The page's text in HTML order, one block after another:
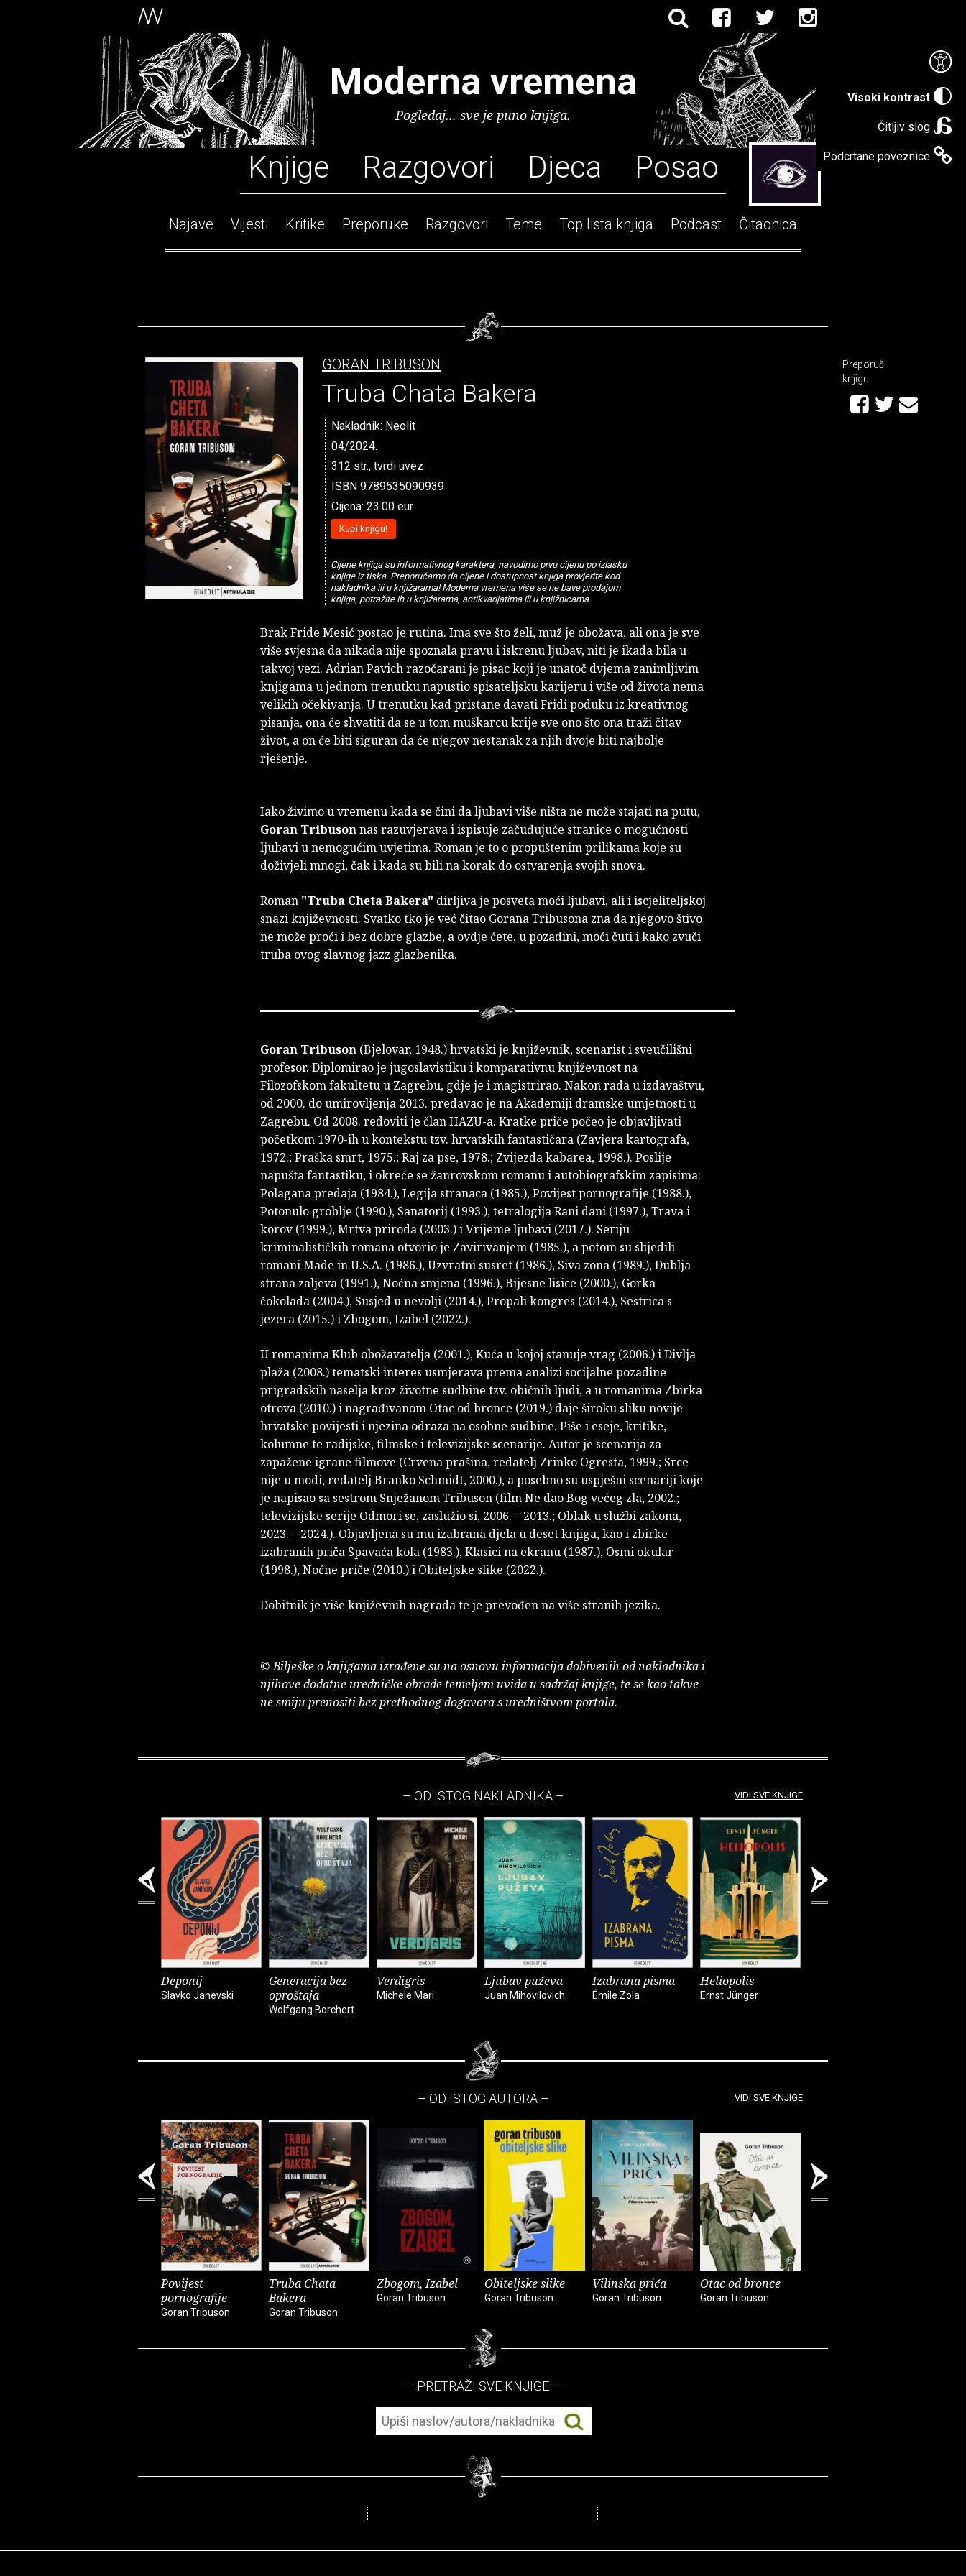
Visoki kontrast
Čitljiv slog
Podcrtane poveznice
Moderna vremena
Pogledaj... sve je puno knjiga.
Knjige Razgovori Djeca Posao
Najave Vijesti Kritike Preporuke Razgovori Teme Top lista knjiga Podcast Čitaonica
GORAN TRIBUSON
Truba Chata Bakera
Nakladnik: Neolit
04/2024.
312 str., tvrdi uvez
ISBN 9789535090939
Cijena: 23.00 eur
Kupi knjigu!
Cijene knjiga su informativnog karaktera, navodimo prvu cijenu po izlasku
knjige iz tiska. Preporučamo da cijene i dostupnost knjiga provjerite kod
nakladnika ili u knjižarama! Moderna vremena više se ne bave prodajom
knjiga, potražite ih u knjižarama, antikvarijatima ili u knjižnicama.
Brak Fride Mesić postao je rutina. Ima sve što želi, muž je obožava, ali ona je sve
više svjesna da nikada nije spoznala pravu i iskrenu ljubav, niti je ikada bila u
takvoj vezi. Adrian Pavich razočarani je pisac koji je unatoč dvjema zanimljivim
knjigama u jednom trenutku napustio spisateljsku karijeru i više od života nema
velikih očekivanja. U trenutku kad pristane davati Fridi poduku iz kreativnog
pisanja, ona će shvatiti da se u tom muškarcu krije sve ono što ona traži čitav
život, a on će biti siguran da će njegov nestanak za njih dvoje biti najbolje
rješenje.
Iako živimo u vremenu kada se čini da ljubavi više ništa ne može stajati na putu,
Goran Tribusonnas razuvjerava i ispisuje začuđujuće stranice o mogućnosti
ljubavi u nemogućim uvjetima. Roman je to o propuštenim prilikama koje su
doživjeli mnogi, čak i kada su bili na korak do ostvarenja svojih snova.
Roman "Truba Cheta Bakera" dirljiva je posveta moći ljubavi, ali i iscjeliteljskoj
snazi književnosti. Svatko tko je već čitao Gorana Tribusona zna da njegovo štivo
ne može proći i bez dobre glazbe, a ovdje ćete, u pozadini, moći čuti i kako zvuči
truba ovog slavnog jazz glazbenika.
Goran Tribuson (Bjelovar, 1948.) hrvatski je književnik, scenarist i sveučilišni
profesor. Diplomirao je jugoslavistiku i komparativnu književnost na
Filozofskom fakultetu u Zagrebu, gdje je i magistrirao. Nakon rada u izdavaštvu,
od 2000. do umirovljenja 2013. predavao je na Akademiji dramske umjetnosti u
Zagrebu. Od 2008. redoviti je član HAZU-a. Kratke priče počeo je objavljivati
početkom 1970-ih u kontekstu tzv. hrvatskih fantastičara (Zavjera kartografa,
1972.; Praška smrt, 1975.; Raj za pse, 1978.; Zvijezda kabarea, 1998.). Poslije
napušta fantastiku, i okreće se žanrovskom romanu i autobiografskim zapisima:
Polagana predaja (1984.), Legija stranaca (1985.), Povijest pornografije (1988.),
Potonulo groblje (1990.), Sanatorij (1993.), tetralogija Rani dani (1997.), Trava i
korov (1999.), Mrtva priroda (2003.) i Vrijeme ljubavi (2017.). Seriju
kriminalističkih romana otvorio je Zavirivanjem (1985.), a potom su slijedili
romani Made in U.S.A. (1986.), Uzvratni susret (1986.), Siva zona (1989.), Dublja
strana zaljeva (1991.), Noćna smjena (1996.), Bijesne lisice (2000.), Gorka
čokolada (2004.), Susjed u nevolji (2014.), Propali kongres (2014.), Sestrica s
jezera (2015.) i Zbogom, Izabel (2022.).
U romanima Klub obožavatelja (2001.), Kuća u kojoj stanuje vrag (2006.) i Divlja
plaža (2008.) tematski interes usmjerava prema analizi socijalne pozadine
prigradskih naselja kroz životne sudbine tzv. običnih ljudi, a u romanima Zbirka
otrova (2010.) i nagrađivanom Otac od bronce (2019.) daje široku sliku novije
hrvatske povijesti i njezina odraza na osobne sudbine. Piše i eseje, kritike,
kolumne te radijske, filmske i televizijske scenarije. Autor je scenarija za
zapažene igrane filmove (Crvena prašina, redatelj Zrinko Ogresta, 1999.; Srce
nije u modi, redatelj Branko Schmidt, 2000.), a posebno su uspješni scenariji koje
je napisao sa sestrom Snježanom Tribuson (film Ne dao Bog većeg zla, 2002.;
televizijske serije Odmori se, zaslužio si, 2006. – 2013.; Oblak u službi zakona,
2023. – 2024.). Objavljena su mu izabrana djela u deset knjiga, kao i zbirke
izabranih priča Spavaća kola (1983.), Klasici na ekranu (1987.), Osmi okular
(1998.), Noćne priče (2010.) i Obiteljske slike (2022.).
Dobitnik je više književnih nagrada te je prevođen na više stranih jezika.
© Bilješke o knjigama izrađene su na osnovu informacija dobivenih od nakladnika i
njihove dodatne uredničke obrade temeljem uvida u sadržaj knjige, te se kao takve
ne smiju prenositi bez prethodnog dogovora s uredništvom portala.
Preporuči
knjigu
– OD ISTOG NAKLADNIKA –
Deponij
Slavko Janevski
Generacija bez
oproštaja
Wolfgang Borchert
Verdigris
Michele Mari
Ljubav puževa
Juan Mihovilovich
Izabrana pisma
Émile Zola
Heliopolis
Ernst Jünger
VIDI SVE KNJIGE
– OD ISTOG AUTORA –
Povijest
pornografije
Goran Tribuson
Truba Chata
Bakera
Goran Tribuson
Zbogom, Izabel
Goran Tribuson
Obiteljske slike
Goran Tribuson
Vilinska priča
Goran Tribuson
Otac od bronce
Goran Tribuson
VIDI SVE KNJIGE
– PRETRAŽI SVE KNJIGE –